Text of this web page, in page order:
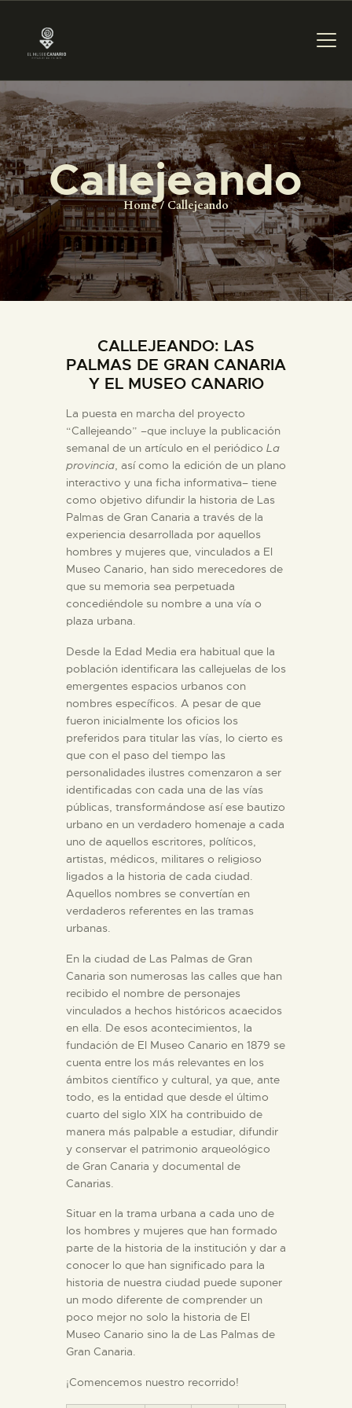
Callejeando
Home Callejeando
PREPARAR LA VISITA
ACTIVIDADES
█
EL MUSEO
DIDÁCTICA
ESPAÑOL
PREPARAR LA VISITA
ACTIVIDADES
█
EL MUSEO
COLECCIONES
DIDÁCTICA
ESPAÑOL
CALLEJEANDO: LAS
PALMAS DE GRAN CANARIA
Y EL MUSEO CANARIO
La puesta en marcha del proyecto
“Callejeando” –que incluye la publicación
semanal de un artículo en el periódico La
provincia, así como la edición de un plano
interactivo y una ficha informativa– tiene
como objetivo difundir la historia de Las
Palmas de Gran Canaria a través de la
experiencia desarrollada por aquellos
hombres y mujeres que, vinculados a El
Museo Canario, han sido merecedores de
que su memoria sea perpetuada
concediéndole su nombre a una vía o
plaza urbana.
Desde la Edad Media era habitual que la
población identificara las callejuelas de los
emergentes espacios urbanos con
nombres específicos. A pesar de que
fueron inicialmente los oficios los
preferidos para titular las vías, lo cierto es
que con el paso del tiempo las
personalidades ilustres comenzaron a ser
identificadas con cada una de las vías
públicas, transformándose así ese bautizo
urbano en un verdadero homenaje a cada
uno de aquellos escritores, políticos,
artistas, médicos, militares o religioso
ligados a la historia de cada ciudad.
Aquellos nombres se convertían en
verdaderos referentes en las tramas
urbanas.
En la ciudad de Las Palmas de Gran
Canaria son numerosas las calles que han
recibido el nombre de personajes
vinculados a hechos históricos acaecidos
en ella. De esos acontecimientos, la
fundación de El Museo Canario en 1879 se
cuenta entre los más relevantes en los
ámbitos científico y cultural, ya que, ante
todo, es la entidad que desde el último
cuarto del siglo XIX ha contribuido de
manera más palpable a estudiar, difundir
y conservar el patrimonio arqueológico
de Gran Canaria y documental de
Canarias.
Situar en la trama urbana a cada uno de
los hombres y mujeres que han formado
parte de la historia de la institución y dar a
conocer lo que han significado para la
historia de nuestra ciudad puede suponer
un modo diferente de comprender un
poco mejor no solo la historia de El
Museo Canario sino la de Las Palmas de
Gran Canaria.
¡Comencemos nuestro recorrido!